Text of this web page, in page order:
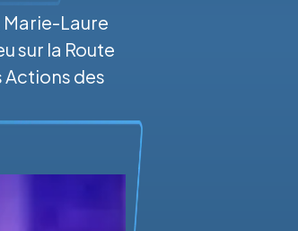
Marie-Laure
sur la Route
des